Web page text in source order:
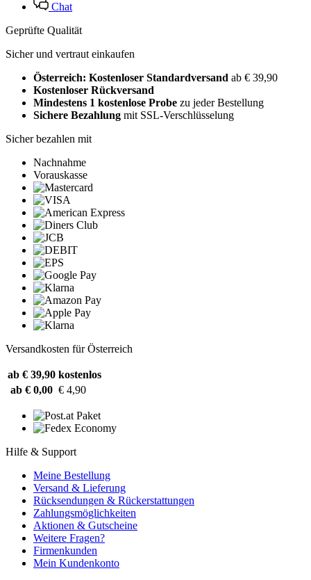
Chat
Geprüfte Qualität
Sicher und vertraut einkaufen
Österreich: Kostenloser Standardversand ab € 39,90
Kostenloser Rückversand
Mindestens 1 kostenlose Probe zu jeder Bestellung
Sichere Bezahlung mit SSL-Verschlüsselung
Sicher bezahlen mit
Nachnahme
Vorauskasse
Versandkosten für Österreich
ab € 39,90 kostenlos
ab € 0,00 € 4,90
Hilfe & Support
Meine Bestellung
Versand & Lieferung
Rücksendungen & Rückerstattungen
Zahlungsmöglichkeiten
Aktionen & Gutscheine
Weitere Fragen?
Firmenkunden
Mein Kundenkonto